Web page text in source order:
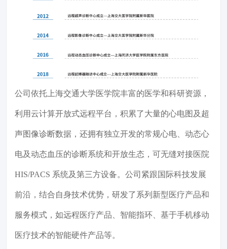
公司依托上海交通大学医学院丰富的医学和科研资源，
利用云计算开放式远程平台，积累了大量的心电图及超
声图像诊断数据，还拥有独立开发的常规心电、动态心
电及动态血压的诊断系统和开放生态，可无缝对接医院
HIS/PACS 系统及第三方设备。公司紧跟国际科技发展
前沿，结合自身技术优势，研发了系列新型医疗产品和
服务模式，如远程医疗产品、智能指环、基于手机移动
医疗技术的智能硬件产品等。